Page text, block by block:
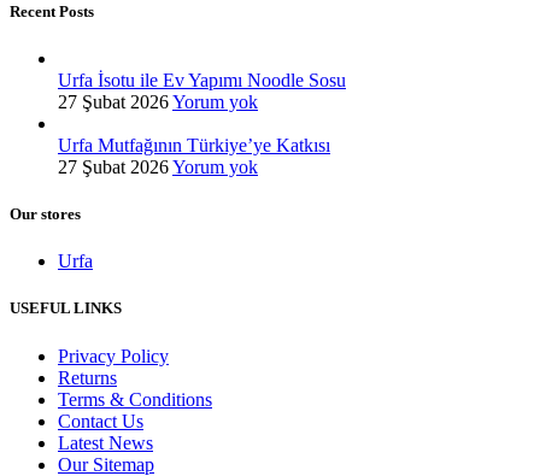
Recent Posts
Urfa İsotu ile Ev Yapımı Noodle Sosu
27 Şubat 2026Yorum yok
Urfa Mutfağının Türkiye’ye Katkısı
27 Şubat 2026Yorum yok
Our stores
Urfa
USEFUL LINKS
Privacy Policy
Returns
Terms & Conditions
Contact Us
Latest News
Our Sitemap